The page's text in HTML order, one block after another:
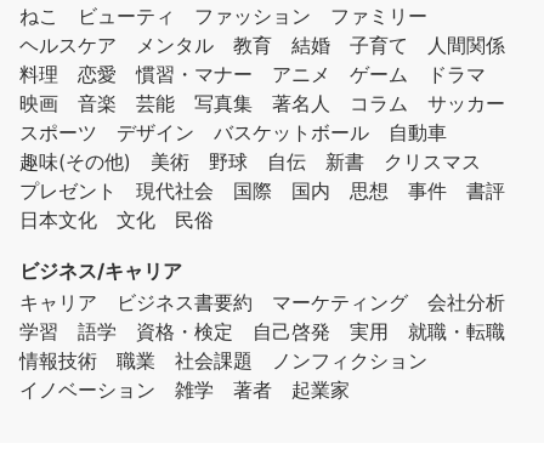
ねこ
ビューティ ファッション
ファミリー
ヘルスケア
メンタル 教育 結婚 子育て
人間関係
料理
恋愛 慣習・マナー アニメ ゲーム
ドラマ
映画
音楽 芸能 写真集 著名人 コラム
サッカー
スポーツ
デザイン バスケットボール
自動車
趣味(その他)
美術 野球 自伝 新書
クリスマス
プレゼント
現代社会 国際 国内 思想 事件
書評
日本文化
文化 民俗
ビジネス/キャリア
キャリア
ビジネス書要約 マーケティング
会社分析
学習
語学 資格・検定 自己啓発 実用
就職・転職
情報技術
職業 社会課題
ノンフィクション
イノベーション
雑学 著者 起業家